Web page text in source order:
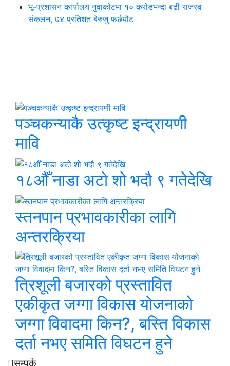
भू-प्रशासन कार्यालय नुवाकोटमा १० करोडभन्दा बढी राजस्व
संकलन, ७४ प्रतिशत बेरुजु फर्छयौट
पञ्चकन्याकै उत्कृष्ट इन्द्रायणी
मावि
१८औँ नाडा अटो शो भदौ ९ गतेदेखि
स्तनपान प्रभावकारीका लागि
अन्तरक्रिया
त्रिशूली बजारको प्रस्तावित
एकीकृत जग्गा विकास योजनाको
जग्गा विवादमा किन?, बस्ति विकास
दर्ता नभए समिति विघटन हुने
सम्पर्क